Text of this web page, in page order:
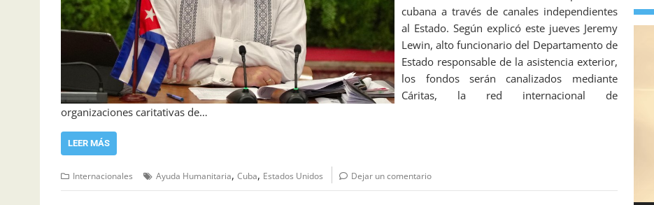
cubana a través de canales independientes
al Estado. Según explicó este jueves Jeremy
Lewin, alto funcionario del Departamento de
Estado responsable de la asistencia exterior,
los fondos serán canalizados mediante
Cáritas, la red internacional de
organizaciones caritativas de…
LEER MÁS
Internacionales Ayuda Humanitaria, Cuba, Estados Unidos Dejar un comentario